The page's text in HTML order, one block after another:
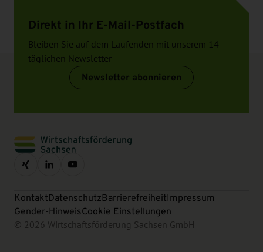
Direkt in Ihr E-Mail-Postfach
Bleiben Sie auf dem Laufenden mit unserem 14-
täglichen Newsletter
Newsletter abonnieren
KontaktDatenschutzBarrierefreiheitImpressum
Gender-HinweisCookie Einstellungen
© 2026 Wirtschaftsförderung Sachsen GmbH